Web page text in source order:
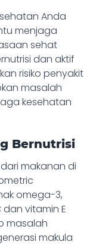
Anda
menjaga
sehat
dan aktif
risiko penyakit
masalah
kesehatan
Bernutrisi
makanan di
omega-3,
vitamin E
masalah
makula